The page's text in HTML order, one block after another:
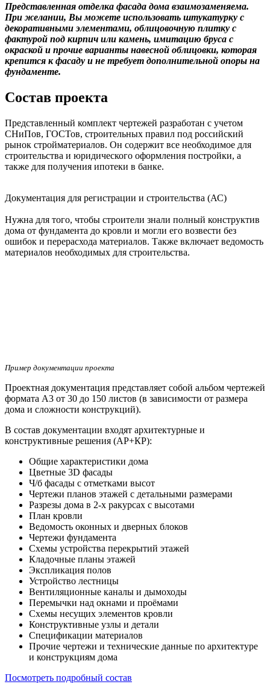
Представленная отделка фасада дома взаимозаменяема.
При желании, Вы можете использовать штукатурку с
декоративными элементами, облицовочную плитку с
фактурой под кирпич или камень, имитацию бруса с
окраской и прочие варианты навесной облицовки, которая
крепится к фасаду и не требует дополнительной опоры на
фундаменте.
Состав проекта
Представленный комплект чертежей разработан с учетом
СНиПов, ГОСТов, строительных правил под российский
рынок стройматериалов. Он содержит все необходимое для
строительства и юридического оформления постройки, а
также для получения ипотеки в банке.
Документация для регистрации и строительства (АС)
Нужна для того, чтобы строители знали полный конструктив
дома от фундамента до кровли и могли его возвести без
ошибок и перерасхода материалов. Также включает ведомость
материалов необходимых для строительства.
Пример документации проекта
Проектная документация представляет собой альбом чертежей
формата А3 от 30 до 150 листов (в зависимости от размера
дома и сложности конструкций).
В состав документации входят архитектурные и
конструктивные решения (АР+КР):
Общие характеристики дома
Цветные 3D фасады
Ч/б фасады с отметками высот
Чертежи планов этажей с детальными размерами
Разрезы дома в 2-х ракурсах с высотами
План кровли
Ведомость оконных и дверных блоков
Чертежи фундамента
Схемы устройства перекрытий этажей
Кладочные планы этажей
Экспликация полов
Устройство лестницы
Вентиляционные каналы и дымоходы
Перемычки над окнами и проёмами
Схемы несущих элементов кровли
Конструктивные узлы и детали
Спецификации материалов
Прочие чертежи и технические данные по архитектуре
и конструкциям дома
Посмотреть подробный состав